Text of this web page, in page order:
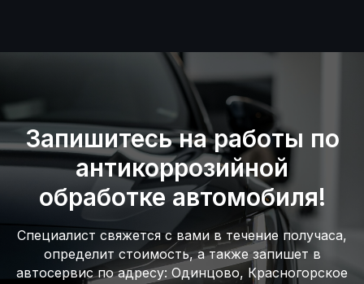
Запишитесь на работы по
антикоррозийной
обработке автомобиля!
Специалист свяжется с вами в течение получаса,
определит стоимость, а также запишет в
автосервис по адресу: Одинцово, Красногорское